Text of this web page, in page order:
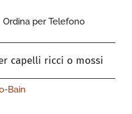
Ordina per Telefono
capelli ricci o mossi
Bain